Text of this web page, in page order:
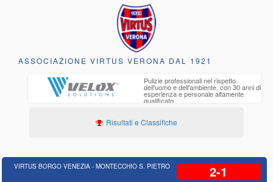
ASSOCIAZIONE VIRTUS VERONA DAL 1921
Pulizie professionali nel rispetto
dell'uomo e dell'ambiente, con 30 anni di
esperienza e personale altamente
qualificato
Risultati e Classifiche
VIRTUS BORGO VENEZIA - MONTECCHIO S. PIETRO 2-1